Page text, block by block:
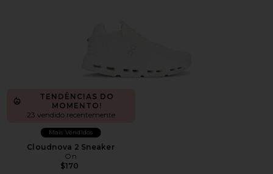
TENDÊNCIAS DO
MOMENTO!
23 vendido recentemente
Mais Vendidos
Cloudnova 2 Sneaker
On
$170